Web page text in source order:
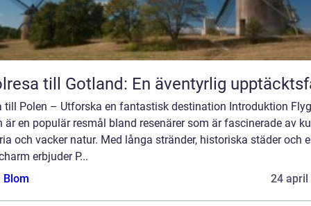
till Gotland: En äventyrlig
till Polen – Utforska en fantastisk destination Introduktion
är en populär resmål bland resenärer som är fascinerade av
och vacker natur. Med långa stränder, historiska städer och
erbjuder P...
Blom
24 april